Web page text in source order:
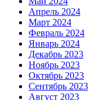
Апрель 2024
Март 2024
Февраль 2024
Январь 2024
Декабрь 2023
Ноябрь 2023
Октябрь 2023
Сентябрь 2023
Август 2023